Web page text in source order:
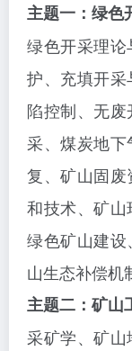
主题一：绿色
绿色开采理
护、充填开
陷控制、无
采、煤炭地
复、矿山固
和技术、矿
绿色矿山建
山生态补偿机
主题二：矿山
采矿学、矿